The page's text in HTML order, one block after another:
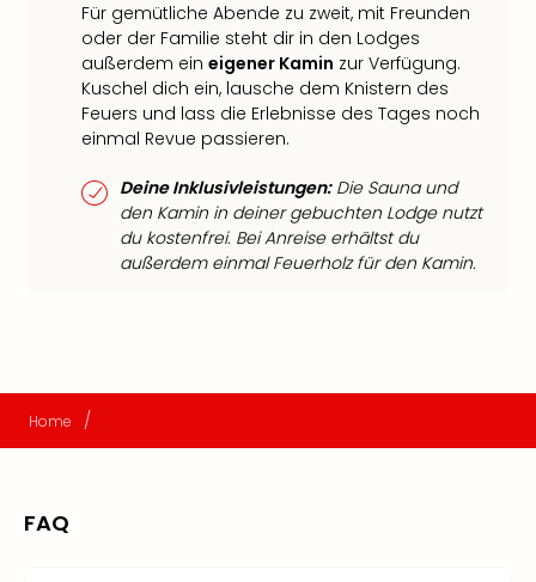
Für gemütliche Abende zu zweit, mit Freunden
oder der Familie steht dir in den Lodges
außerdem ein eigener Kamin zur Verfügung.
Kuschel dich ein, lausche dem Knistern des
Feuers und lass die Erlebnisse des Tages noch
einmal Revue passieren.
Deine Inklusivleistungen:Die Sauna und
den Kamin in deiner gebuchten Lodge nutzt
du kostenfrei. Bei Anreise erhältst du
außerdem einmal Feuerholz für den Kamin.
Home /
FAQ